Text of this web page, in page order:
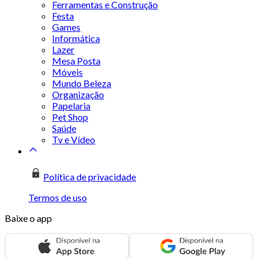
Ferramentas e Construção
Festa
Games
Informática
Lazer
Mesa Posta
Móveis
Mundo Beleza
Organização
Papelaria
Pet Shop
Saúde
Tv e Vídeo
Política de privacidade
Termos de uso
Baixe o app